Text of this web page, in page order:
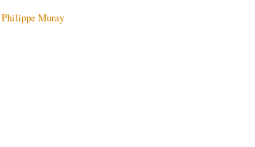
Philippe Muray